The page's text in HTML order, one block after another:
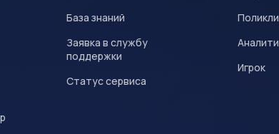
База знаний
Заявка в службу
поддержки
Статус сервиса
Игрок